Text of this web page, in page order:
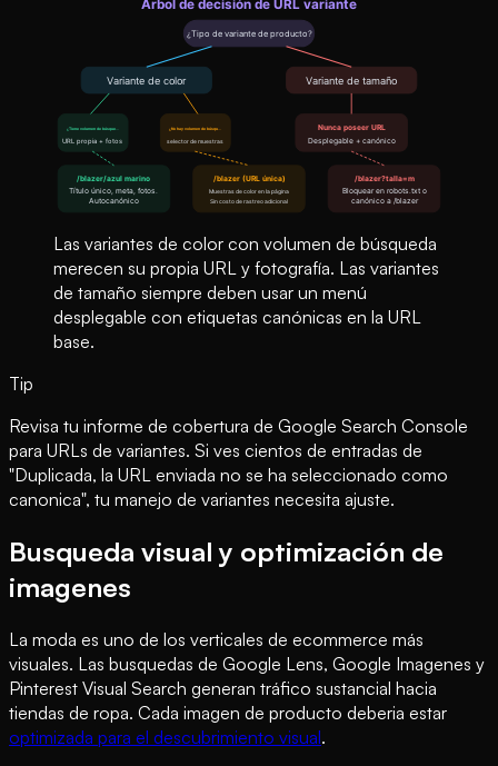
Las variantes de color con volumen de búsqueda
merecen su propia URL y fotografía. Las variantes
de tamaño siempre deben usar un menú
desplegable con etiquetas canónicas en la URL
base.
Tip
Revisa tu informe de cobertura de Google Search Console
para URLs de variantes. Si ves cientos de entradas de
"Duplicada, la URL enviada no se ha seleccionado como
canonica", tu manejo de variantes necesita ajuste.
Busqueda visual y optimización de
imagenes
La moda es uno de los verticales de ecommerce más
visuales. Las busquedas de Google Lens, Google Imagenes y
Pinterest Visual Search generan tráfico sustancial hacia
tiendas de ropa. Cada imagen de producto deberia estar
optimizada para el descubrimiento visual.